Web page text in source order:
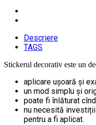
Descriere
TAGS
Stickerul decorativ este un
aplicare ușoară și
un mod simplu și
poate fi înlăturat
nu necesită
pentru a fi aplicat.